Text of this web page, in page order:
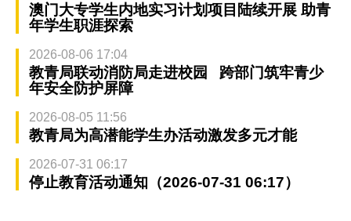
澳门大专学生内地实习计划项目陆续开展 助青
年学生职涯探索
2026-08-06 17:04
教青局联动消防局走进校园 跨部门筑牢青少
年安全防护屏障
2026-08-05 11:56
教青局为高潜能学生办活动激发多元才能
2026-07-31 06:17
停止教育活动通知（2026-07-31 06:17）